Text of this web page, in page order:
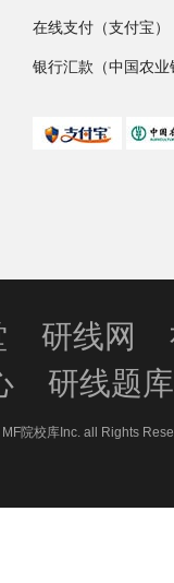
在线支付（支付宝）
银行汇款（中国农业
研线网
研线题库
院校库Inc. all Rights